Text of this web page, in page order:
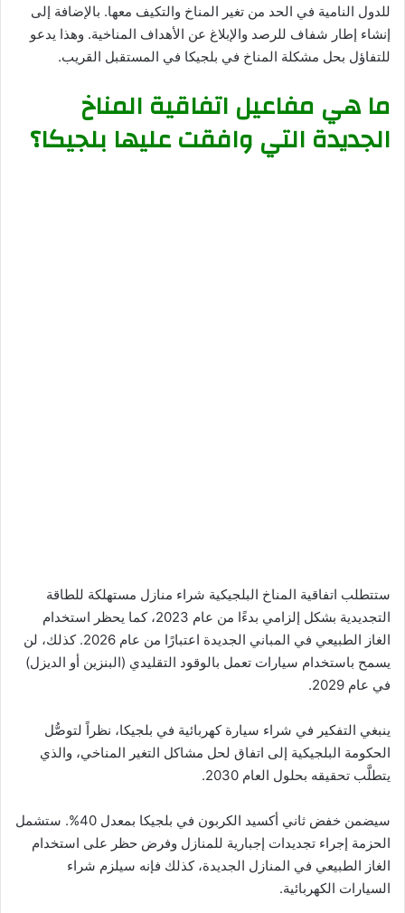
للدول النامية في الحد من تغير المناخ والتكيف معها. بالإضافة إلى
إنشاء إطار شفاف للرصد والإبلاغ عن الأهداف المناخية. وهذا يدعو
للتفاؤل بحل مشكلة المناخ في بلجيكا في المستقبل القريب.
ما هي مفاعيل اتفاقية المناخ
الجديدة التي وافقت عليها بلجيكا؟
ستتطلب اتفاقية المناخ البلجيكية شراء منازل مستهلكة للطاقة
التجديدية بشكل إلزامي بدءًا من عام 2023، كما يحظر استخدام
الغاز الطبيعي في المباني الجديدة اعتبارًا من عام 2026. كذلك، لن
يسمح باستخدام سيارات تعمل بالوقود التقليدي (البنزين أو الديزل)
في عام 2029.
ينبغي التفكير في شراء سيارة كهربائية في بلجيكا، نظراً لتوصُّل
الحكومة البلجيكية إلى اتفاق لحل مشاكل التغير المناخي، والذي
يتطلَّب تحقيقه بحلول العام 2030.
سيضمن خفض ثاني أكسيد الكربون في بلجيكا بمعدل 40%. ستشمل
الحزمة إجراء تجديدات إجبارية للمنازل وفرض حظر على استخدام
الغاز الطبيعي في المنازل الجديدة، كذلك فإنه سيلزم شراء
السيارات الكهربائية.